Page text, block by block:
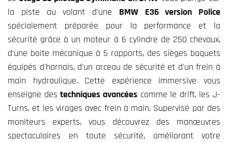
la piste au volant d'une BMW E36 version Police
spécialement préparée pour la performance et la
sécurité grâce à un moteur à 6 cylindre de 250 chevaux,
d'une boite mécanique à 5 rapports, des sièges baquets
équipés d'harnais, d'un arceau de sécurité et d'un frein à
main hydraulique. Cette expérience immersive vous
enseigne destechniques avancéescomme le drift, les J-
Turns, et les virages avec frein à main. Supervisé par des
moniteurs experts, vous découvrez des manœuvres
spectaculaires en toute sécurité, améliorant votre